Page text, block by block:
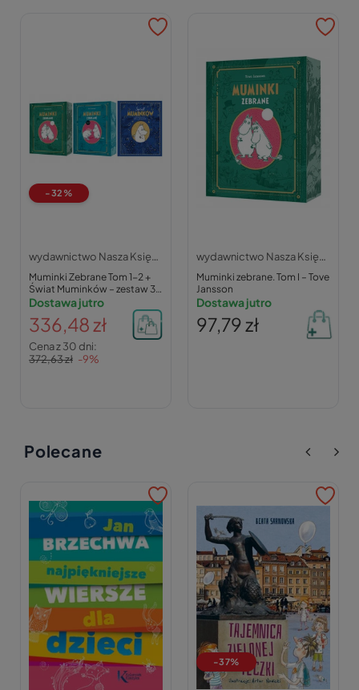
-32%
wydawnictwo Nasza Księgarnia
Muminki Zebrane Tom 1-2 +
Świat Muminków – zestaw 3
książek
Dostawa jutro
336,48 zł
Cena z 30 dni:
372,63 zł -9%
wydawnictwo Nasza Księgarnia
Muminki zebrane. Tom I – Tove
Jansson
Dostawa jutro
97,79 zł
Polecane
-37%